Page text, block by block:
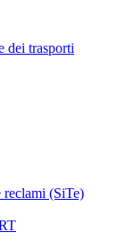
dei trasporti
reclami (SiTe)